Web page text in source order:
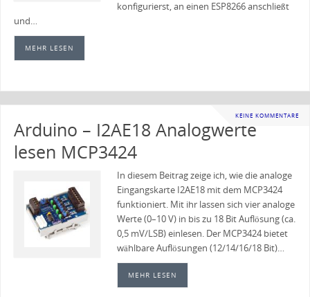
konfigurierst, an einen ESP8266 anschließt
und…
MEHR LESEN
KEINE KOMMENTARE
Arduino – I2AE18 Analogwerte
lesen MCP3424
In diesem Beitrag zeige ich, wie die analoge
Eingangskarte I2AE18 mit dem MCP3424
funktioniert. Mit ihr lassen sich vier analoge
Werte (0–10 V) in bis zu 18 Bit Auflösung (ca.
0,5 mV/LSB) einlesen. Der MCP3424 bietet
wählbare Auflösungen (12/14/16/18 Bit)…
MEHR LESEN